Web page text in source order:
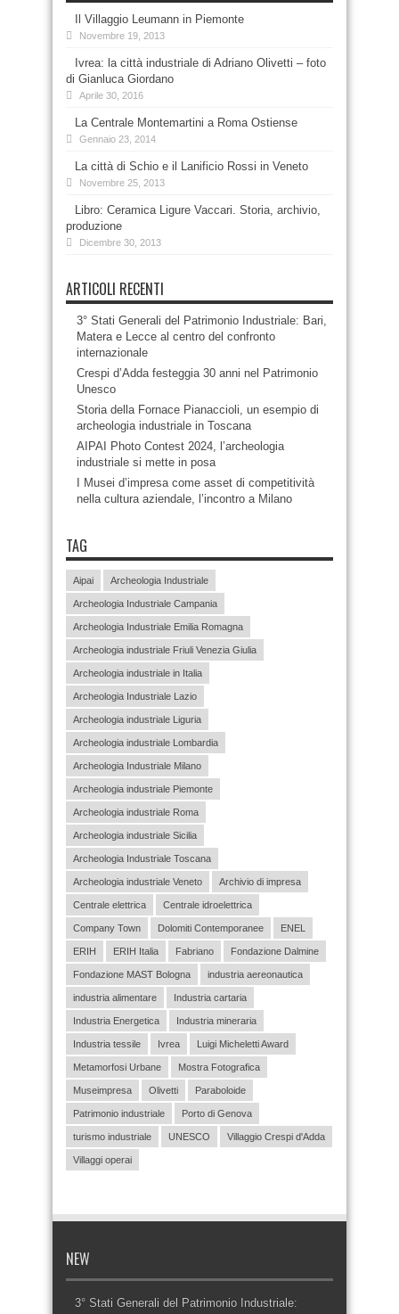
Il Villaggio Leumann in Piemonte
Novembre 19, 2013
Ivrea: la città industriale di Adriano Olivetti – foto
di Gianluca Giordano
Aprile 30, 2016
La Centrale Montemartini a Roma Ostiense
Gennaio 23, 2014
La città di Schio e il Lanificio Rossi in Veneto
Novembre 25, 2013
Libro: Ceramica Ligure Vaccari. Storia, archivio,
produzione
Dicembre 30, 2013
ARTICOLI RECENTI
3° Stati Generali del Patrimonio Industriale: Bari,
Matera e Lecce al centro del confronto
internazionale
Crespi d’Adda festeggia 30 anni nel Patrimonio
Unesco
Storia della Fornace Pianaccioli, un esempio di
archeologia industriale in Toscana
AIPAI Photo Contest 2024, l’archeologia
industriale si mette in posa
I Musei d’impresa come asset di competitività
nella cultura aziendale, l’incontro a Milano
TAG
Aipai Archeologia Industriale
Archeologia Industriale Campania
Archeologia Industriale Emilia Romagna
Archeologia industriale Friuli Venezia Giulia
Archeologia industriale in Italia
Archeologia Industriale Lazio
Archeologia industriale Liguria
Archeologia industriale Lombardia
Archeologia Industriale Milano
Archeologia industriale Piemonte
Archeologia industriale Roma
Archeologia industriale Sicilia
Archeologia Industriale Toscana
Archeologia industriale Veneto Archivio di impresa
Centrale elettrica Centrale idroelettrica
Company Town Dolomiti Contemporanee ENEL
ERIH ERIH Italia Fabriano Fondazione Dalmine
Fondazione MAST Bologna industria aereonautica
industria alimentare Industria cartaria
Industria Energetica Industria mineraria
Industria tessile Ivrea Luigi Micheletti Award
Metamorfosi Urbane Mostra Fotografica
Museimpresa Olivetti Paraboloide
Patrimonio industriale Porto di Genova
turismo industriale UNESCO Villaggio Crespi d'Adda
Villaggi operai
NEW
3° Stati Generali del Patrimonio Industriale: